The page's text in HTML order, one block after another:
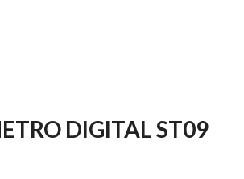
DIGITAL ST09